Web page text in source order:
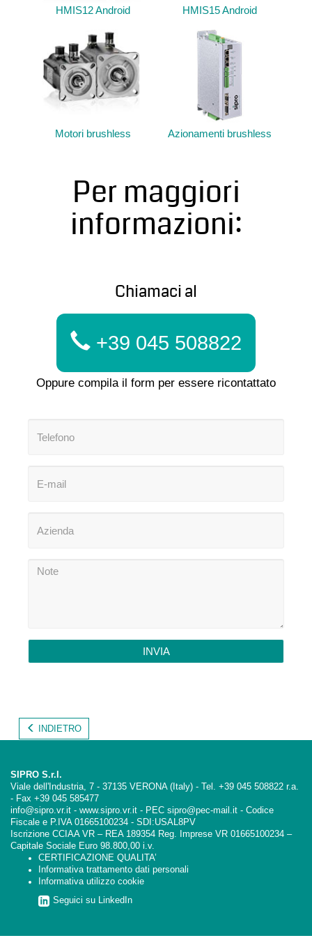
HMIS12 Android HMIS15 Android
Motori brushless Azionamenti brushless
Per maggiori
informazioni:
Chiamaci al
+39 045 508822
Oppure compila il form per essere ricontattato
INVIA
INDIETRO
SIPRO S.r.l.
Viale dell'Industria, 7 - 37135 VERONA (Italy) - Tel. +39 045 508822 r.a.
- Fax +39 045 585477
info@sipro.vr.it - www.sipro.vr.it - PEC sipro@pec-mail.it - Codice
Fiscale e P.IVA 01665100234 - SDI:USAL8PV
Iscrizione CCIAA VR – REA 189354 Reg. Imprese VR 01665100234 –
Capitale Sociale Euro 98.800,00 i.v.
CERTIFICAZIONE QUALITA’
Informativa trattamento dati personali
Informativa utilizzo cookie
Seguici su LinkedIn